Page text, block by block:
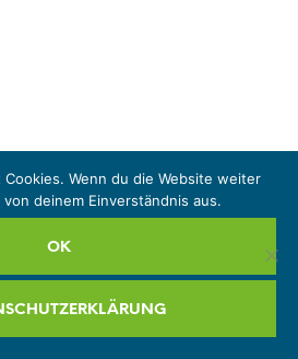
Wenn du die Website weiter
deinem Einverständnis aus.
OK